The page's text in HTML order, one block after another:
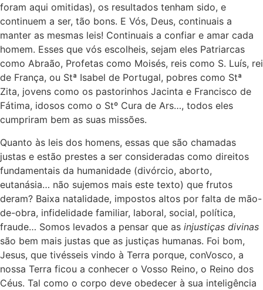
foram aqui omitidas), os resultados tenham sido, e
continuem a ser, tão bons. E Vós, Deus, continuais a
manter as mesmas leis! Continuais a confiar e amar cada
homem. Esses que vós escolheis, sejam eles Patriarcas
como Abraão, Profetas como Moisés, reis como S. Luís, rei
de França, ou Stª Isabel de Portugal, pobres como Stª
Zita, jovens como os pastorinhos Jacinta e Francisco de
Fátima, idosos como o Stº Cura de Ars…, todos eles
cumpriram bem as suas missões.
Quanto às leis dos homens, essas que são chamadas
justas e estão prestes a ser consideradas como direitos
fundamentais da humanidade (divórcio, aborto,
eutanásia… não sujemos mais este texto) que frutos
deram? Baixa natalidade, impostos altos por falta de mão-
de-obra, infidelidade familiar, laboral, social, política,
fraude… Somos levados a pensar que as injustiças divinas
são bem mais justas que as justiças humanas. Foi bom,
Jesus, que tivésseis vindo à Terra porque, conVosco, a
nossa Terra ficou a conhecer o Vosso Reino, o Reino dos
Céus. Tal como o corpo deve obedecer à sua inteligência